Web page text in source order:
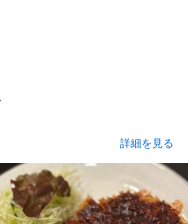
詳細を見る